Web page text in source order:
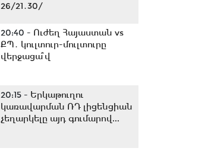
26/21․30/
20:40 - Ուժեղ Հայաստան vs
ՔՊ․ կուլտուր-մուլտուրը
վերջացա՞վ
20:15 - Երկաթուղու
կառավարման ՌԴ լիցենցիան
չեղարկելը այդ գումարով...